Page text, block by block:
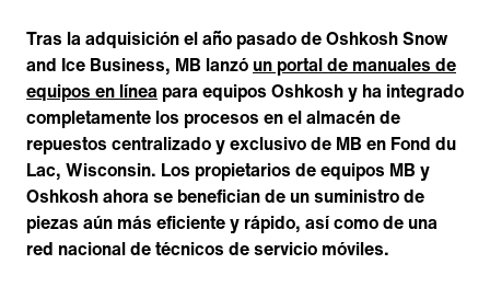
Tras la adquisición el año pasado de Oshkosh Snow
and Ice Business, MB lanzó un portal de manuales de
equipos en línea para equipos Oshkosh y ha integrado
completamente los procesos en el almacén de
repuestos centralizado y exclusivo de MB en Fond du
Lac, Wisconsin. Los propietarios de equipos MB y
Oshkosh ahora se benefician de un suministro de
piezas aún más eficiente y rápido, así como de una
red nacional de técnicos de servicio móviles.